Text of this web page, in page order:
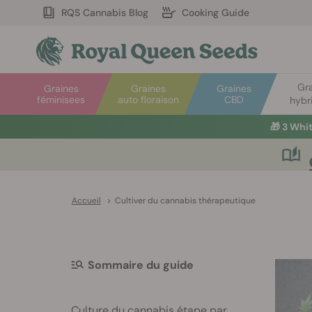
RQS Cannabis Blog Cooking Guide
Graines
auto floraison
Graines
féminisees
Graines
CBD
🎁 3
Accueil > Cultiver du cannabis thérapeutique
Sommaire du guide